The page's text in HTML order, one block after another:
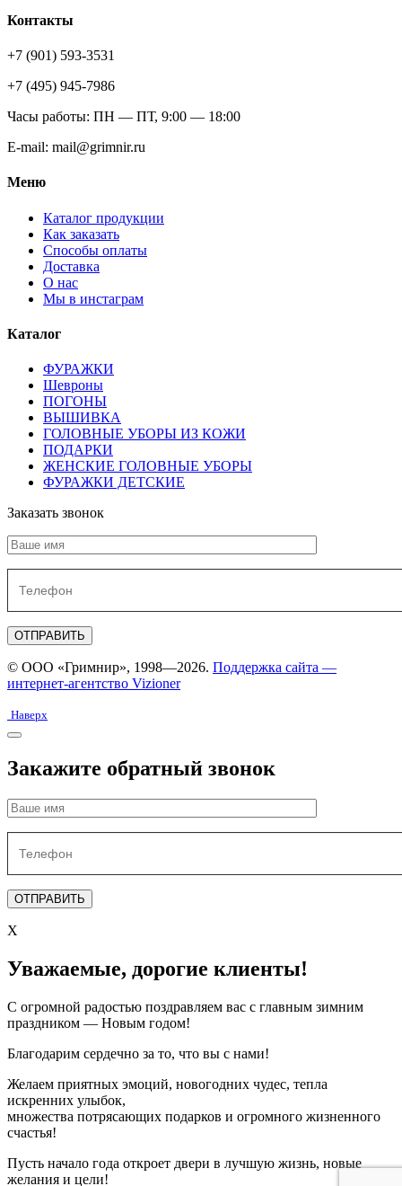
Контакты
+7 (901) 593-3531
+7 (495) 945-7986
Часы работы: ПН — ПТ, 9:00 — 18:00
E-mail: mail@grimnir.ru
Меню
Каталог продукции
Как заказать
Способы оплаты
Доставка
О нас
Мы в инстаграм
Каталог
ФУРАЖКИ
Шевроны
ПОГОНЫ
ВЫШИВКА
ГОЛОВНЫЕ УБОРЫ ИЗ КОЖИ
ПОДАРКИ
ЖЕНСКИЕ ГОЛОВНЫЕ УБОРЫ
ФУРАЖКИ ДЕТСКИЕ
Заказать звонок
© ООО «Гримнир», 1998—2026. Поддержка сайта —
интернет-агентство Vizioner
Наверх
Закажите обратный звонок
X
Уважаемые, дорогие клиенты!
С огромной радостью поздравляем вас с главным зимним
праздником — Новым годом!
Благодарим сердечно за то, что вы с нами!
Желаем приятных эмоций, новогодних чудес, тепла
искренних улыбок,
множества потрясающих подарков и огромного жизненного
счастья!
Пусть начало года откроет двери в лучшую жизнь, новые
желания и цели!